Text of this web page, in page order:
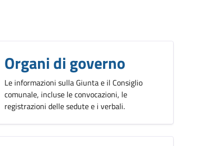
Organi di governo
Le informazioni sulla Giunta e il Consiglio
comunale, incluse le convocazioni, le
registrazioni delle sedute e i verbali.